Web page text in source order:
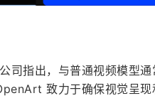
司指出，与普通视频模型通
致力于确保视觉呈现